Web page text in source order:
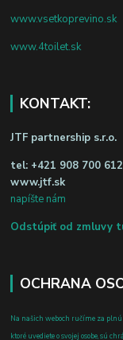
www.vsetkoprevino.sk
www.4toilet.sk
KONTAKT:
JTF partnership s.r.o.
tel: +421 908 700 612
www.jtf.sk
napíšte nám
Odstúpiť od zmluvy
OCHRANA
Na našich weboch ručíme za
ktoré uvediete o svojej osobe, sú